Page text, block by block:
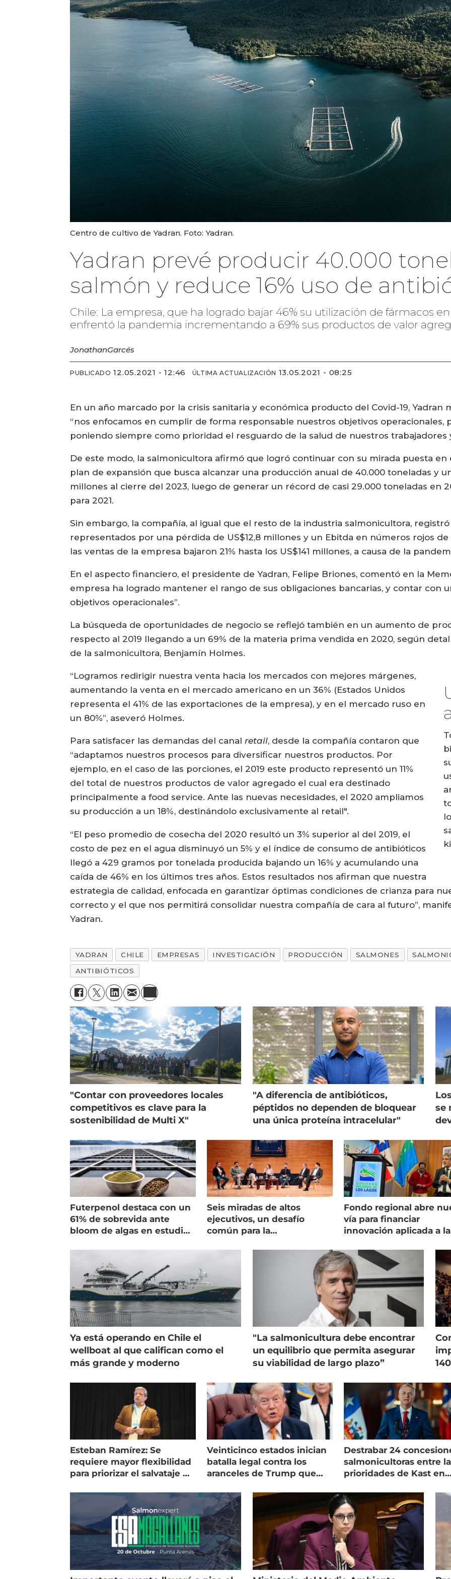
Centro de cultivo de Yadran. Foto: Yadran.
Yadran prevé producir 40.000
salmón y reduce 16% uso de
Chile: La empresa, que ha logrado bajar 46% su utilización de fármacos
enfrentó la pandemia incrementando a 69% sus productos de valor
JonathanGarcés
PUBLICADO 12.05.2021 - 12:46 ÚLTIMA ACTUALIZACIÓN 13.05.2021 - 08:25
En un año marcado por la crisis sanitaria y económica producto del Covid-19, Yadran
“nos enfocamos en cumplir de forma responsable nuestros objetivos operacionales,
poniendo siempre como prioridad el resguardo de la salud de nuestros trabajadores
De este modo, la salmonicultora afirmó que logró continuar con su mirada puesta en
plan de expansión que busca alcanzar una producción anual de 40.000 toneladas y
millones al cierre del 2023, luego de generar un récord de casi 29.000 toneladas en
para 2021.
Sin embargo, la compañía, al igual que el resto de la industria salmonicultora,
representados por una pérdida de US$12,8 millones y un Ebitda en números rojos de
las ventas de la empresa bajaron 21% hasta los US$141 millones, a causa de la
En el aspecto financiero, el presidente de Yadran, Felipe Briones, comentó en la
empresa ha logrado mantener el rango de sus obligaciones bancarias, y contar con
objetivos operacionales”.
La búsqueda de oportunidades de negocio se reflejó también en un aumento de
respecto al 2019 llegando a un 69% de la materia prima vendida en 2020, según
de la salmonicultora, Benjamín Holmes.
“Logramos redirigir nuestra venta hacia los mercados con mejores márgenes,
aumentando la venta en el mercado americano en un 36% (Estados Unidos
representa el 41% de las exportaciones de la empresa), y en el mercado ruso en
un 80%”, aseveró Holmes.
Para satisfacer las demandas del canalretail, desde la compañía contaron que
“adaptamos nuestros procesos para diversificar nuestros productos. Por
ejemplo, en el caso de las porciones, el 2019 este producto representó un 11%
del total de nuestros productos de valor agregado el cual era destinado
principalmente a food service. Ante las nuevas necesidades, el 2020 ampliamos
su producción a un 18%, destinándolo exclusivamente al retail".
“El peso promedio de cosecha del 2020 resultó un 3% superior al del 2019, el
costo de pez en el agua disminuyó un 5% y el índice de consumo de antibióticos
llegó a 429 gramos por tonelada producida bajando un 16% y acumulando una
caída de 46% en los últimos tres años. Estos resultados nos afirman que nuestra
estrategia de calidad, enfocada en garantizar óptimas condiciones de crianza para
correcto y el que nos permitirá consolidar nuestra compañía de cara al futuro”,
Yadran.
YADRAN CHILE EMPRESAS INVESTIGACIÓN PRODUCCIÓN SALMONES
ANTIBIÓTICOS
"Contar con proveedores locales
competitivos es clave para la
sostenibilidad de Multi X"
"A diferencia de antibióticos,
péptidos no dependen de bloquear
una única proteína intracelular"
se
Futerpenol destaca con un
61% de sobrevida ante
bloom de algas en estudio
Seis miradas de altos
ejecutivos, un desafío
común para la
Fondo regional abre
vía para financiar
innovación aplicada a la
Ya está operando en Chile el
wellboat al que califican como el
más grande y moderno
"La salmonicultura debe encontrar
un equilibrio que permita asegurar
su viabilidad de largo plazo”
Esteban Ramírez: Se
requiere mayor flexibilidad
para priorizar el salvataje de
Veinticinco estados inician
batalla legal contra los
aranceles de Trump que
Destrabar 24
salmonicultoras entre
prioridades de Kast en